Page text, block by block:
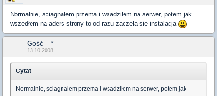
Normalnie, sciagnalem przema i wsadziłem na serwer, potem jak
wszedłem na aders strony to od razu zaczeła się instalacja
Gość__*
13.10.2008
Cytat
Normalnie, sciagnalem przema i wsadziłem na serwer, potem jak